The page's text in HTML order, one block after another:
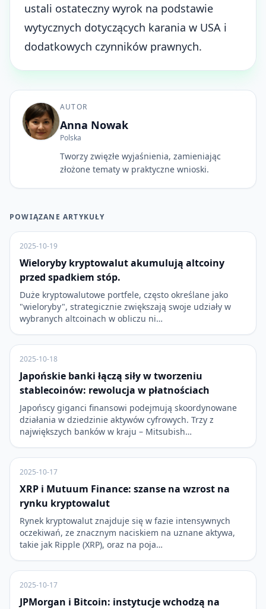
ustali ostateczny wyrok na podstawie
wytycznych dotyczących karania w USA i
dodatkowych czynników prawnych.
AUTOR
Anna Nowak
Polska
Tworzy zwięzłe wyjaśnienia, zamieniając
złożone tematy w praktyczne wnioski.
POWIĄZANE ARTYKUŁY
2025-10-19
Wieloryby kryptowalut akumulują altcoiny
przed spadkiem stóp.
Duże kryptowalutowe portfele, często określane jako
"wieloryby", strategicznie zwiększają swoje udziały w
wybranych altcoinach w obliczu ni…
2025-10-18
Japońskie banki łączą siły w tworzeniu
stablecoinów: rewolucja w płatnościach
Japońscy giganci finansowi podejmują skoordynowane
działania w dziedzinie aktywów cyfrowych. Trzy z
największych banków w kraju – Mitsubish…
2025-10-17
XRP i Mutuum Finance: szanse na wzrost na
rynku kryptowalut
Rynek kryptowalut znajduje się w fazie intensywnych
oczekiwań, ze znacznym naciskiem na uznane aktywa,
takie jak Ripple (XRP), oraz na poja…
2025-10-17
JPMorgan i Bitcoin: instytucje wchodzą na